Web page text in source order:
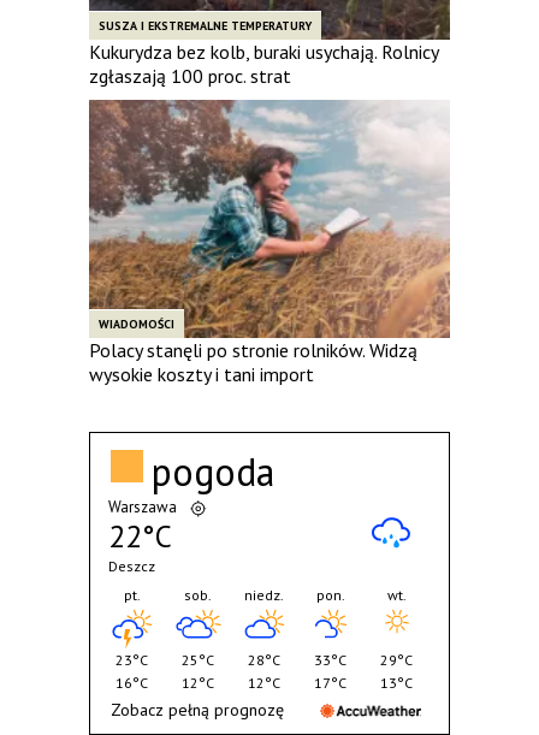
SUSZA I EKSTREMALNE TEMPERATURY
Kukurydza bez kolb, buraki usychają. Rolnicy
zgłaszają 100 proc. strat
WIADOMOŚCI
Polacy stanęli po stronie rolników. Widzą
wysokie koszty i tani import
pogoda
Warszawa
22°C
Deszcz
pt.
23°C
16°C
sob.
25°C
12°C
niedz.
28°C
12°C
pon.
33°C
17°C
wt.
29°C
13°C
Zobacz pełną prognozę